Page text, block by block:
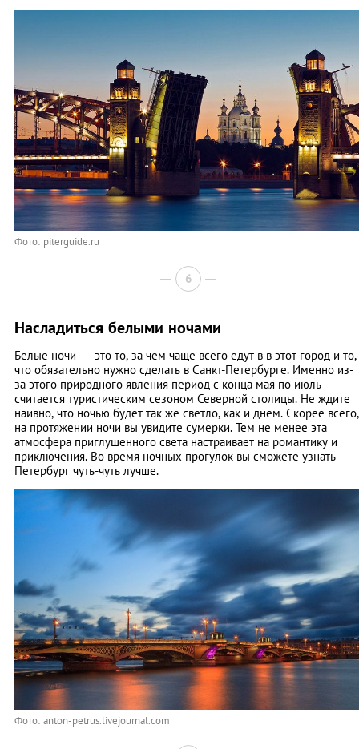
Фото: piterguide.ru
6
Насладиться белыми ночами
Белые ночи — это то, за чем чаще всего едут в в этот город и то,
что обязательно нужно сделать в Санкт-Петербурге. Именно из-
за этого природного явления период с конца мая по июль
считается туристическим сезоном Северной столицы. Не ждите
наивно, что ночью будет так же светло, как и днем. Скорее всего,
на протяжении ночи вы увидите сумерки. Тем не менее эта
атмосфера приглушенного света настраивает на романтику и
приключения. Во время ночных прогулок вы сможете узнать
Петербург чуть-чуть лучше.
Фото: anton-petrus.livejournal.com